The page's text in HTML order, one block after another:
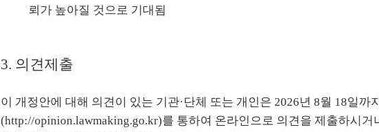
뢰가 높아질 것으로 기대됨
3. 의견제출
이 개정안에 대해 의견이 있는 기관·단체 또는 개인은 2026년 8월 18일까
(http://opinion.lawmaking.go.kr)를 통하여 온라인으로 의견을 제출하시